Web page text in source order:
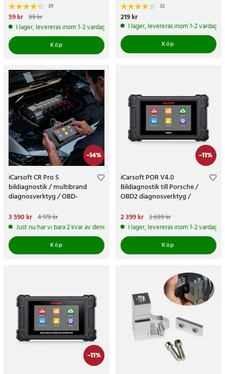
39
Nuvarande pris
pris:99 kr
59 kr 99 kr
I lager, levereras inom 1-2 vardagar
Köp
32
Pris:219 kr
219 kr
I lager, levereras inom 1-2 vardagar
Köp
-14%
iCarsoft CR Pro S
bildiagnostik / multibrand
diagnosverktyg / OBD-
Nuvarande pris:
3 590 krTidigare pris:4 179 kr
3 590 kr 4 179 kr
Just nu har vi bara 2 kvar av denna produkt
Köp
-11%
iCarsoft POR V4.0
Bildiagnostik till Porsche /
OBD2 diagnosverktyg /
Nuvarande pris:
2 399 krTidigare pris:2 699 kr
2 399 kr 2 699 kr
I lager, levereras inom 1-2 vardagar
Köp
-11%